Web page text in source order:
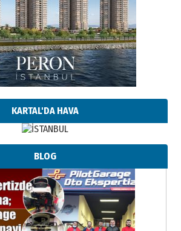
KARTAL'DA HAVA
BLOG